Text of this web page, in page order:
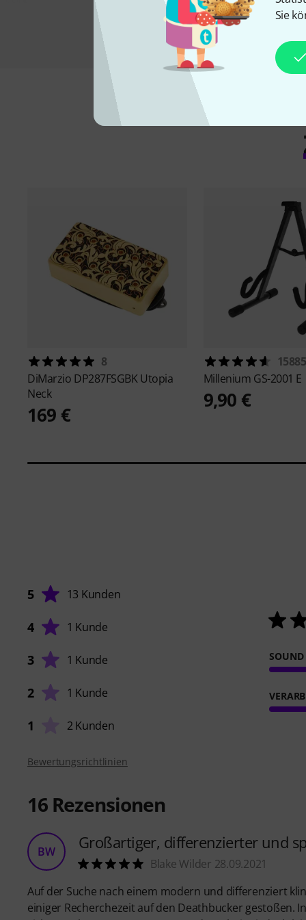
Sie
8
DiMarzio DP287FSGBK Utopia
Neck
169 €
15885
Millenium GS-2001 E
9,90 €
5 13 Kunden
4 1 Kunde
3 1 Kunde
2 1 Kunde
1 2 Kunden
SOUND
Bewertungsrichtlinien
16 Rezensionen
BW Großartiger, differenzierter und
Blake Wilder 28.09.2021
Auf der Suche nach einem modern und differenziert
einiger Recherchezeit auf den Deathbucker gestoßen.